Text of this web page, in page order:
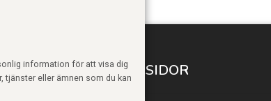
MINA SIDOR
information för att visa dig
tjänster eller ämnen som du kan